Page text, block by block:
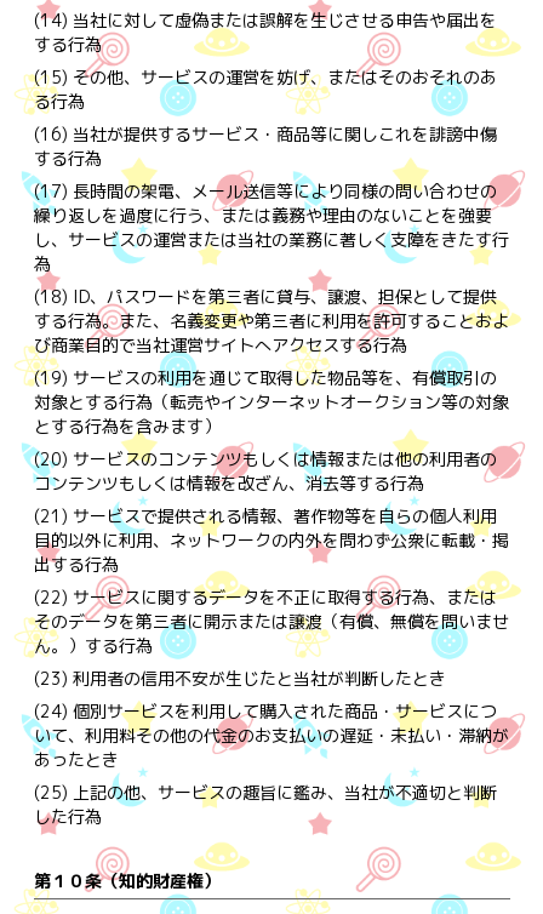
(14) 当社に対して虚偽または誤解を生じさせる申告や届出を
する行為
(15) その他、サービスの運営を妨げ、またはそのおそれのあ
る行為
(16) 当社が提供するサービス・商品等に関しこれを誹謗中傷
する行為
(17) 長時間の架電、メール送信等により同様の問い合わせの
繰り返しを過度に行う、または義務や理由のないことを強要
し、サービスの運営または当社の業務に著しく支障をきたす行
為
(18) ID、パスワードを第三者に貸与、譲渡、担保として提供
する行為。また、名義変更や第三者に利用を許可することおよ
び商業目的で当社運営サイトへアクセスする行為
(19) サービスの利用を通じて取得した物品等を、有償取引の
対象とする行為（転売やインターネットオークション等の対象
とする行為を含みます）
(20) サービスのコンテンツもしくは情報または他の利用者の
コンテンツもしくは情報を改ざん、消去等する行為
(21) サービスで提供される情報、著作物等を自らの個人利用
目的以外に利用、ネットワークの内外を問わず公衆に転載・掲
出する行為
(22) サービスに関するデータを不正に取得する行為、または
そのデータを第三者に開示または譲渡（有償、無償を問いませ
ん。）する行為
(23) 利用者の信用不安が生じたと当社が判断したとき
(24) 個別サービスを利用して購入された商品・サービスにつ
いて、利用料その他の代金のお支払いの遅延・未払い・滞納が
あったとき
(25) 上記の他、サービスの趣旨に鑑み、当社が不適切と判断
した行為
第１０条（知的財産権）